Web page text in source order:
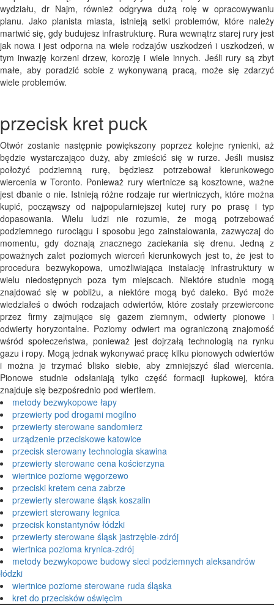
wydziału, dr Najm, również odgrywa dużą rolę w opracowywaniu
planu. Jako planista miasta, istnieją setki problemów, które należy
martwić się, gdy budujesz infrastrukturę. Rura wewnątrz starej rury jest
jak nowa i jest odporna na wiele rodzajów uszkodzeń i uszkodzeń, w
tym inwazję korzeni drzew, korozję i wiele innych. Jeśli rury są zbyt
małe, aby poradzić sobie z wykonywaną pracą, może się zdarzyć
wiele problemów.
przecisk kret puck
Otwór zostanie następnie powiększony poprzez kolejne rynienki, aż
będzie wystarczająco duży, aby zmieścić się w rurze. Jeśli musisz
położyć podziemną rurę, będziesz potrzebował kierunkowego
wiercenia w Toronto. Ponieważ rury wiertnicze są kosztowne, ważne
jest dbanie o nie. Istnieją różne rodzaje rur wiertniczych, które można
kupić, począwszy od najpopularniejszej kutej rury po prasę i typ
dopasowania. Wielu ludzi nie rozumie, że mogą potrzebować
podziemnego rurociągu i sposobu jego zainstalowania, zazwyczaj do
momentu, gdy doznają znacznego zaciekania się drenu. Jedną z
poważnych zalet poziomych wierceń kierunkowych jest to, że jest to
procedura bezwykopowa, umożliwiająca instalację infrastruktury w
wielu niedostępnych poza tym miejscach. Niektóre studnie mogą
znajdować się w pobliżu, a niektóre mogą być daleko. Być może
wiedziałeś o dwóch rodzajach odwiertów, które zostały przewiercone
przez firmy zajmujące się gazem ziemnym, odwierty pionowe i
odwierty horyzontalne. Poziomy odwiert ma ograniczoną znajomość
wśród społeczeństwa, ponieważ jest dojrzałą technologią na rynku
gazu i ropy. Mogą jednak wykonywać pracę kilku pionowych odwiertów
i można je trzymać blisko siebie, aby zmniejszyć ślad wiercenia.
Pionowe studnie odsłaniają tylko część formacji łupkowej, która
znajduje się bezpośrednio pod wiertłem.
metody bezwykopowe łapy
przewierty pod drogami mogilno
przewierty sterowane sandomierz
urządzenie przeciskowe katowice
przecisk sterowany technologia skawina
przewierty sterowane cena kościerzyna
wiertnice poziome węgorzewo
przeciski kretem cena zabrze
przewierty sterowane śląsk koszalin
przewiert sterowany legnica
przecisk konstantynów łódzki
przewierty sterowane śląsk jastrzębie-zdrój
wiertnica pozioma krynica-zdrój
metody bezwykopowe budowy sieci podziemnych aleksandrów
łódzki
wiertnice poziome sterowane ruda śląska
kret do przecisków oświęcim